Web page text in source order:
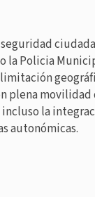
la Policia
plena movilidad
la
autonómicas.